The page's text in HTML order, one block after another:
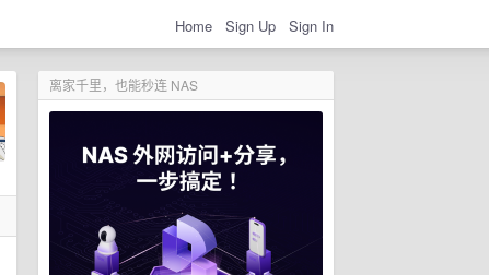
Home Sign Up Sign In
离家千里，也能秒连 NAS